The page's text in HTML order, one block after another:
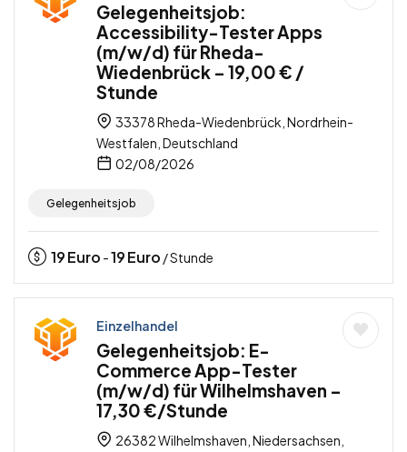
Gelegenheitsjob:
Accessibility-Tester Apps
(m/w/d) für Rheda-
Wiedenbrück – 19,00 € /
Stunde
33378 Rheda-Wiedenbrück, Nordrhein-
Westfalen, Deutschland
02/08/2026
Gelegenheitsjob
19Euro -19Euro / Stunde
Einzelhandel
Gelegenheitsjob: E-
Commerce App-Tester
(m/w/d) für Wilhelmshaven –
17,30 €/Stunde
26382 Wilhelmshaven, Niedersachsen,